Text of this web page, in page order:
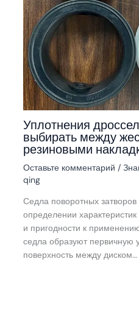
Уплотнения
выбирать между
резиновыми
Оставьте комментарий /
qing
Седла поворотных
определении
и пригодности к
седла образуют первичную
поверхность между диском…